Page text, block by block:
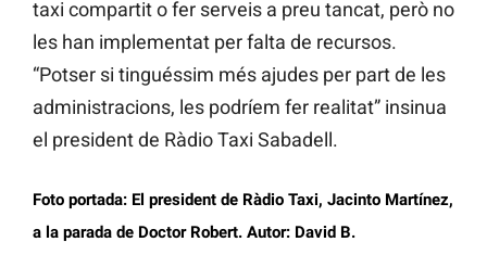
taxi compartit o fer serveis a preu tancat, però no
les han implementat per falta de recursos.
“Potser si tinguéssim més ajudes per part de les
administracions, les podríem fer realitat” insinua
el president de Ràdio Taxi Sabadell.
Foto portada: El president de Ràdio Taxi, Jacinto Martínez,
a la parada de Doctor Robert. Autor: David B.